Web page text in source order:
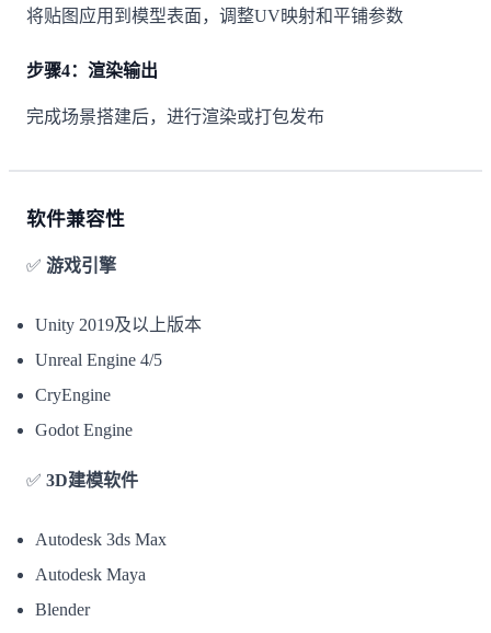
将贴图应用到模型表面，调整UV映射和平铺参数
步骤4：渲染输出
完成场景搭建后，进行渲染或打包发布
软件兼容性
✅ 游戏引擎
Unity 2019及以上版本
Unreal Engine 4/5
CryEngine
Godot Engine
✅ 3D建模软件
Autodesk 3ds Max
Autodesk Maya
Blender